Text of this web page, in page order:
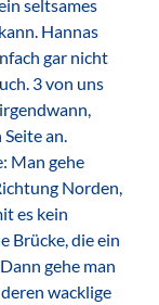
seltsames
Hannas
gar nicht
3 von uns
an.
Man gehe
Norden,
es kein
Brücke, die ein
gehe man
wacklige